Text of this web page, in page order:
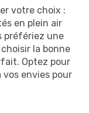
votre choix :
en plein air
préfériez une
la bonne
Optez pour
vos envies pour